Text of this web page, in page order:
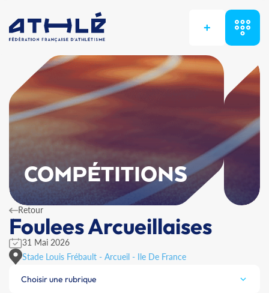
+
COMPÉTITIONS
Retour
Foulees Arcueillaises
31 Mai 2026
Stade Louis Frébault - Arcueil - Ile De France
Choisir une rubrique